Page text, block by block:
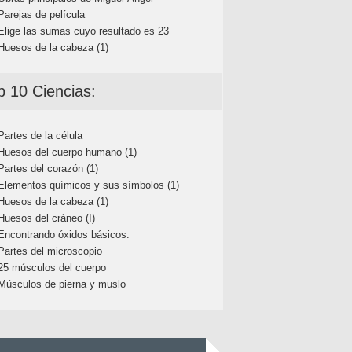
de película
las sumas cuyo resultado es 23
de la cabeza (1)
10 Ciencias:
de la célula
del cuerpo humano (1)
del corazón (1)
químicos y sus símbolos (1)
de la cabeza (1)
del cráneo (I)
óxidos básicos.
del microscopio
músculos del cuerpo
de pierna y muslo